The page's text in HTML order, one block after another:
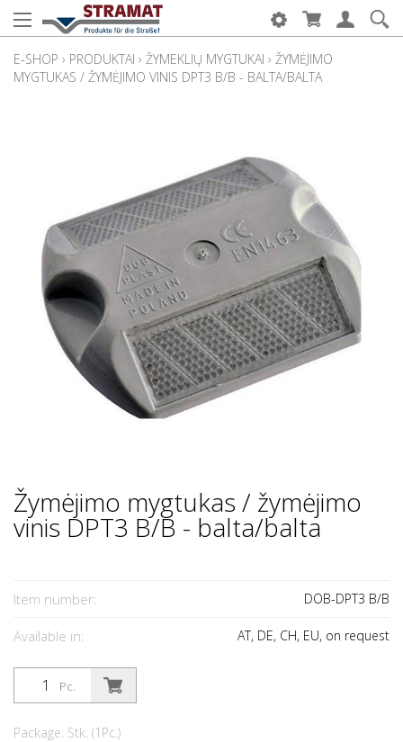
E-SHOP › PRODUKTAI › ŽYMEKLIŲ MYGTUKAI › ŽYMĖJIMO
MYGTUKAS / ŽYMĖJIMO VINIS DPT3 B/B - BALTA/BALTA
Žymėjimo mygtukas / žymėjimo
vinis DPT3 B/B - balta/balta
Item number: DOB-DPT3 B/B
Available in: AT, DE, CH, EU, on request
Pc.
Package: Stk. (1Pc.)